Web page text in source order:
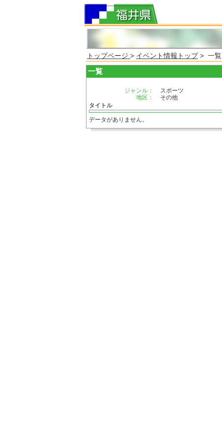
トップページ > イベント情報トップ> 一覧
一覧
ジャンル：
スポーツ
地区：
その他
タイトル
データがありません。